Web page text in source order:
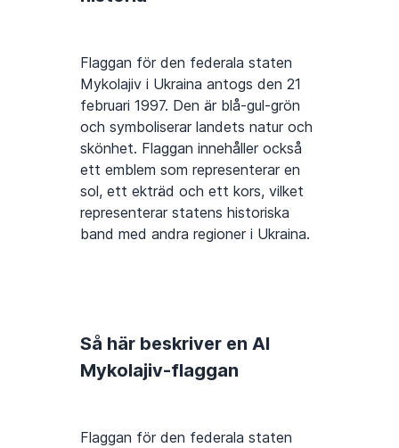
Flaggan för den federala staten
Mykolajiv i Ukraina antogs den 21
februari 1997. Den är blå-gul-grön
och symboliserar landets natur och
skönhet. Flaggan innehåller också
ett emblem som representerar en
sol, ett ekträd och ett kors, vilket
representerar statens historiska
band med andra regioner i Ukraina.
Så här beskriver en AI
Mykolajiv-flaggan
Flaggan för den federala staten